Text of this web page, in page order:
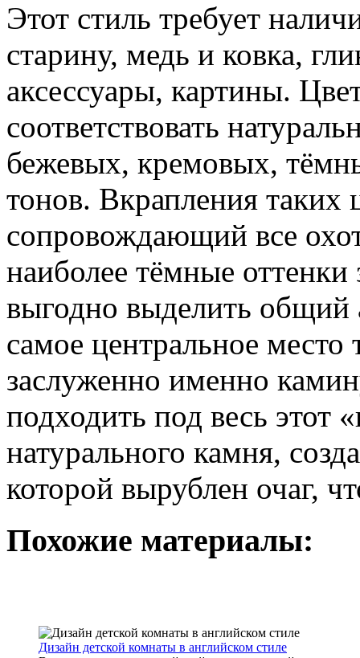
Этот стиль требует
старину, медь и ковка,
аксессуары, картины.
соответствовать
бежевых, кремовых,
тонов. Вкрапления таких
сопровождающий все
наиболее тёмные
выгодно выделить общий
самое центральное место
заслуженно именно
подходить под весь этот
натурального камня,
которой вырублен очаг,
Похожие материалы:
Дизайн детской комнаты в английском стиле